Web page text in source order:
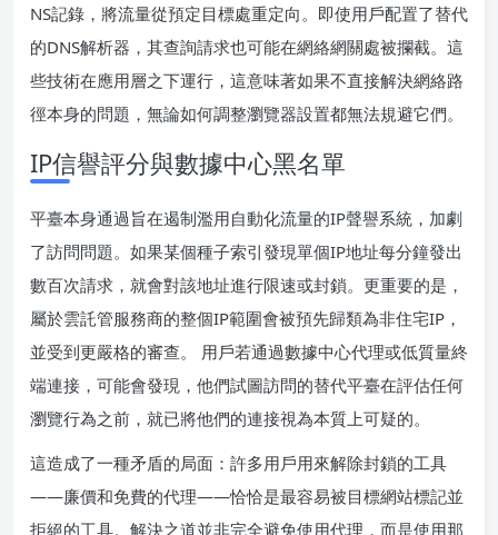
NS記錄，將流量從預定目標處重定向。即使用戶配置了替代
的DNS解析器，其查詢請求也可能在網絡網關處被攔截。這
些技術在應用層之下運行，這意味著如果不直接解決網絡路
徑本身的問題，無論如何調整瀏覽器設置都無法規避它們。
IP信譽評分與數據中心黑名單
平臺本身通過旨在遏制濫用自動化流量的IP聲譽系統，加劇
了訪問問題。如果某個種子索引發現單個IP地址每分鐘發出
數百次請求，就會對該地址進行限速或封鎖。更重要的是，
屬於雲託管服務商的整個IP範圍會被預先歸類為非住宅IP，
並受到更嚴格的審查。 用戶若通過數據中心代理或低質量終
端連接，可能會發現，他們試圖訪問的替代平臺在評估任何
瀏覽行為之前，就已將他們的連接視為本質上可疑的。
這造成了一種矛盾的局面：許多用戶用來解除封鎖的工具
——廉價和免費的代理——恰恰是最容易被目標網站標記並
拒絕的工具。解決之道並非完全避免使用代理，而是使用那